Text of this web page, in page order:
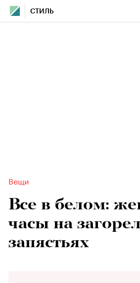
СТИЛЬ
Вещи
Все в белом:
часы на
запястьях